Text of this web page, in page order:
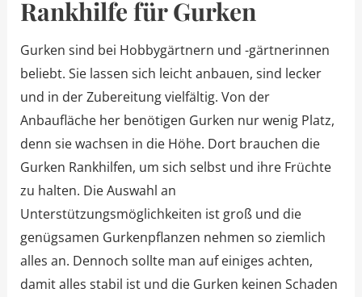
Rankhilfe für Gurken
Gurken sind bei Hobbygärtnern und -gärtnerinnen
beliebt. Sie lassen sich leicht anbauen, sind lecker
und in der Zubereitung vielfältig. Von der
Anbaufläche her benötigen Gurken nur wenig Platz,
denn sie wachsen in die Höhe. Dort brauchen die
Gurken Rankhilfen, um sich selbst und ihre Früchte
zu halten. Die Auswahl an
Unterstützungsmöglichkeiten ist groß und die
genügsamen Gurkenpflanzen nehmen so ziemlich
alles an. Dennoch sollte man auf einiges achten,
damit alles stabil ist und die Gurken keinen Schaden